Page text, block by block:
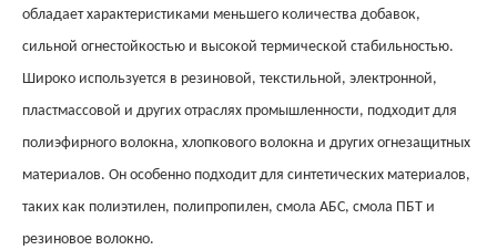
обладает характеристиками меньшего количества добавок,
сильной огнестойкостью и высокой термической стабильностью.
Широко используется в резиновой, текстильной, электронной,
пластмассовой и других отраслях промышленности, подходит для
полиэфирного волокна, хлопкового волокна и других огнезащитных
материалов. Он особенно подходит для синтетических материалов,
таких как полиэтилен, полипропилен, смола АБС, смола ПБТ и
резиновое волокно.